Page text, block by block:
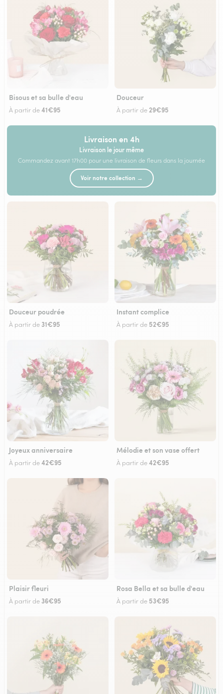
Bisous et sa bulle d'eau
À partir de41€95
Douceur
À partir de 29€95
Livraison en 4h
Livraison le jour même
Commandez avant 17h00 pour une livraison de fleurs dans la journée
Voir notre collection →
Douceur poudrée
À partir de 31€95
Instant complice
À partir de 52€95
Joyeux anniversaire
À partir de42€95
Mélodie et son vase offert
À partir de42€95
Plaisir fleuri
À partir de 36€95
Rosa Bella et sa bulle d'eau
À partir de 53€95